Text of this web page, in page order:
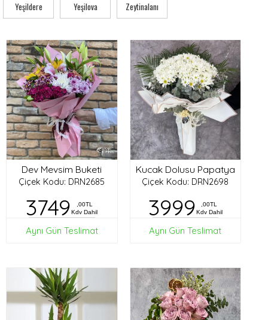
Yeşildere Yeşilova Zeytinalanı
Dev Mevsim Buketi
Çiçek Kodu: DRN2685
3749
,00TL
Kdv Dahil
Aynı Gün Teslimat
Kucak Dolusu Papatya
Çiçek Kodu: DRN2698
3999
,00TL
Kdv Dahil
Aynı Gün Teslimat